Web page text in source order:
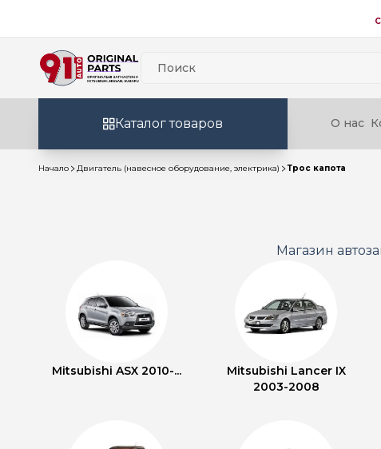
Каталог товаров О нас
Начало Двигатель (навесное оборудование, электрика) Трос капота
Магазин
Mitsubishi ASX 2010-...
Mitsubishi Lancer IX
2003-2008